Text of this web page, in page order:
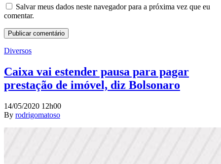
Salvar meus dados neste navegador para a próxima vez que eu
comentar.
Diversos
Caixa vai estender pausa para pagar
prestação de imóvel, diz Bolsonaro
14/05/2020 12h00
By rodrigomatoso